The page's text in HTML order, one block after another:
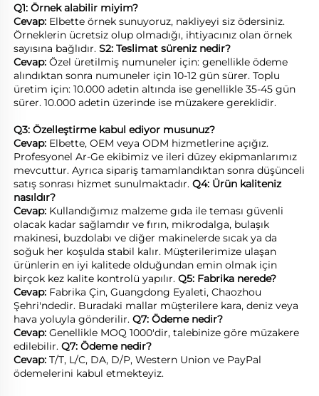
Q1: Örnek alabilir miyim?
Cevap: Elbette örnek sunuyoruz, nakliyeyi siz ödersiniz.
Örneklerin ücretsiz olup olmadığı, ihtiyacınız olan örnek
sayısına bağlıdır. S2: Teslimat süreniz nedir?
Cevap: Özel üretilmiş numuneler için: genellikle ödeme
alındıktan sonra numuneler için 10-12 gün sürer. Toplu
üretim için: 10.000 adetin altında ise genellikle 35-45 gün
sürer. 10.000 adetin üzerinde ise müzakere gereklidir.
Q3: Özelleştirme kabul ediyor musunuz?
Cevap: Elbette, OEM veya ODM hizmetlerine açığız.
Profesyonel Ar-Ge ekibimiz ve ileri düzey ekipmanlarımız
mevcuttur. Ayrıca sipariş tamamlandıktan sonra düşünceli
satış sonrası hizmet sunulmaktadır. Q4: Ürün kaliteniz
nasıldır?
Cevap: Kullandığımız malzeme gıda ile teması güvenli
olacak kadar sağlamdır ve fırın, mikrodalga, bulaşık
makinesi, buzdolabı ve diğer makinelerde sıcak ya da
soğuk her koşulda stabil kalır. Müşterilerimize ulaşan
ürünlerin en iyi kalitede olduğundan emin olmak için
birçok kez kalite kontrolü yapılır. Q5: Fabrika nerede?
Cevap: Fabrika Çin, Guangdong Eyaleti, Chaozhou
Şehri'ndedir. Buradaki mallar müşterilere kara, deniz veya
hava yoluyla gönderilir. Q7: Ödeme nedir?
Cevap: Genellikle MOQ 1000'dir, talebinize göre müzakere
edilebilir. Q7: Ödeme nedir?
Cevap: T/T, L/C, DA, D/P, Western Union ve PayPal
ödemelerini kabul etmekteyiz.